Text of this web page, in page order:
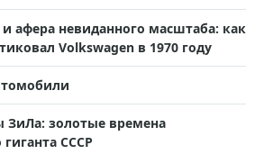
афера невиданного масштаба: как
Volkswagen в 1970 году
золотые времена
СССР